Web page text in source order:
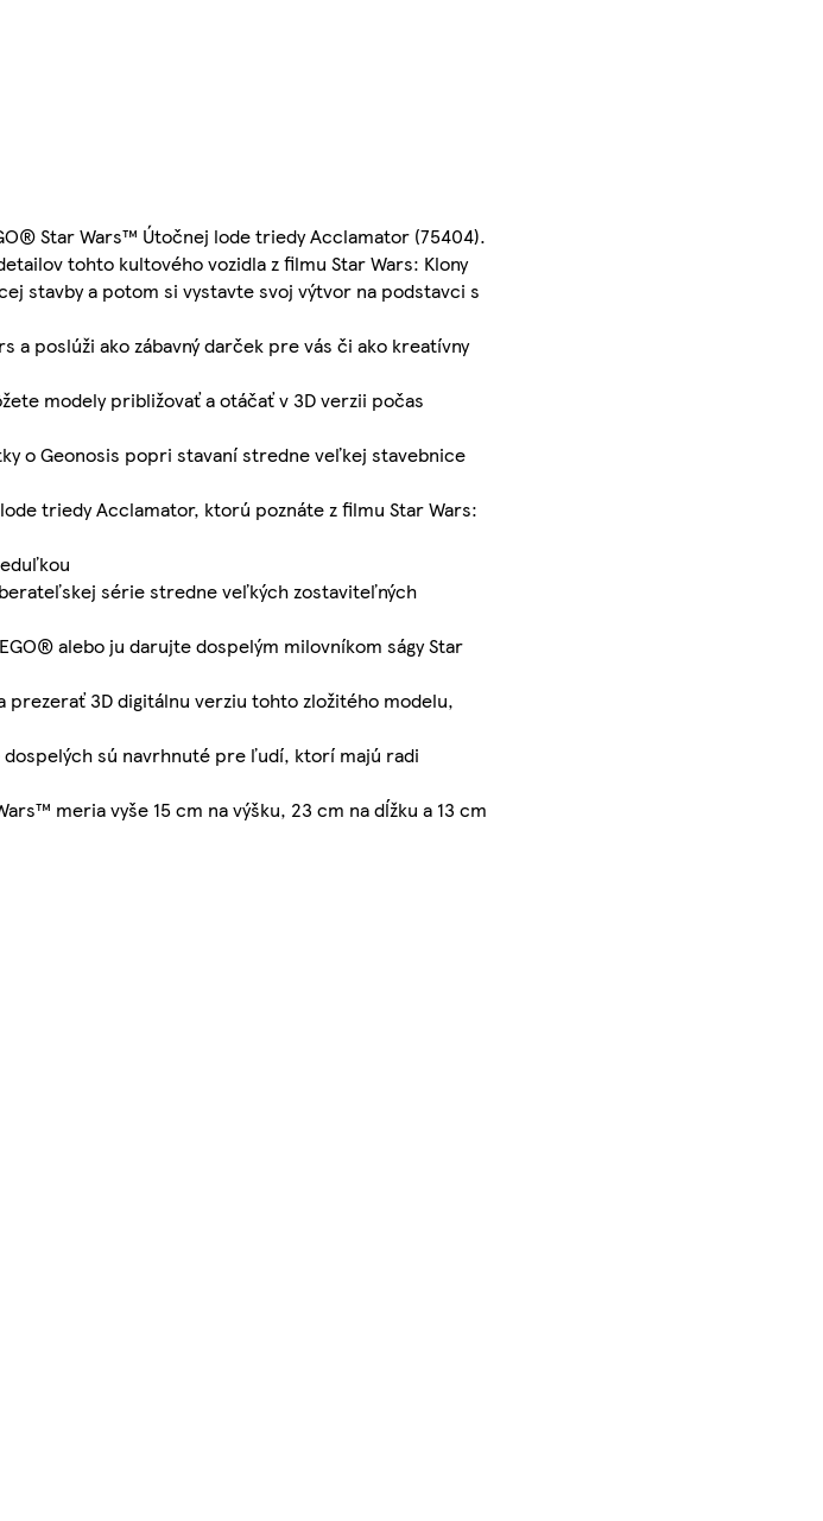
Star Wars™ Útočnej lode triedy Acclamator (75404).
tohto kultového vozidla z filmu Star Wars: Klony
stavby a potom si vystavte svoj výtvor na podstavci s
a poslúži ako zábavný darček pre vás či ako kreatívny
modely približovať a otáčať v 3D verzii počas
o Geonosis popri stavaní stredne veľkej stavebnice
triedy Acclamator, ktorú poznáte z filmu Star Wars:
série stredne veľkých zostaviteľných
alebo ju darujte dospelým milovníkom ságy Star
prezerať 3D digitálnu verziu tohto zložitého modelu,
sú navrhnuté pre ľudí, ktorí majú radi
meria vyše 15 cm na výšku, 23 cm na dĺžku a 13 cm